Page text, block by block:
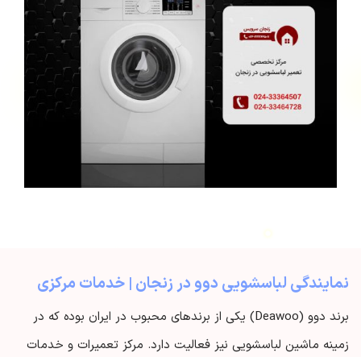
نمایندگی لباسشویی دوو در زنجان | خدمات مرکزی
برند دوو (Deawoo) یکی از برندهای محبوب در ایران بوده که در
زمینه ماشین لباسشویی نیز فعالیت دارد. مرکز تعمیرات و خدمات